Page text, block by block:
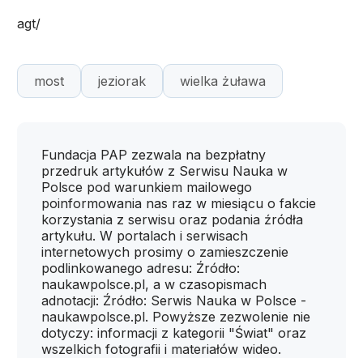
agt/
most jeziorak wielka żuława
Fundacja PAP zezwala na bezpłatny
przedruk artykułów z Serwisu Nauka w
Polsce pod warunkiem mailowego
poinformowania nas raz w miesiącu o fakcie
korzystania z serwisu oraz podania źródła
artykułu. W portalach i serwisach
internetowych prosimy o zamieszczenie
podlinkowanego adresu: Źródło:
naukawpolsce.pl, a w czasopismach
adnotacji: Źródło: Serwis Nauka w Polsce -
naukawpolsce.pl. Powyższe zezwolenie nie
dotyczy: informacji z kategorii "Świat" oraz
wszelkich fotografii i materiałów wideo.